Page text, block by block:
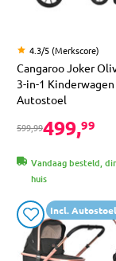
4.3/5 (Merkscore)
Cangaroo Joker
3-in-1
Autostoel
599,99499,99
Vandaag besteld,
huis
Incl.